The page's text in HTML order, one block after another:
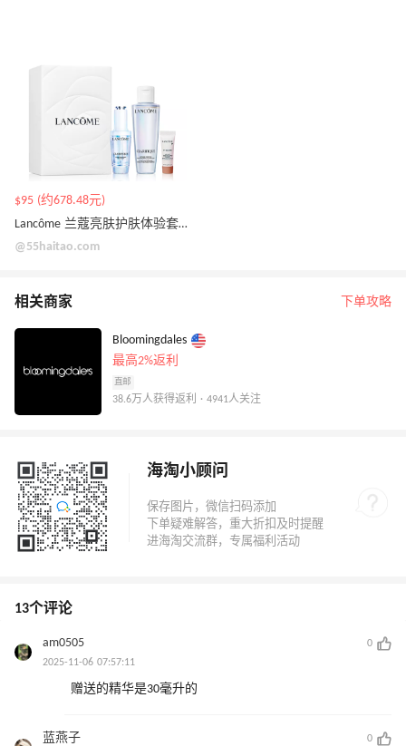
$95 (约678.48元)
Lancôme 兰蔻亮肤护肤体验套装 价值$136
@55haitao.com
相关商家 下单攻略
Bloomingdales
最高2%返利
直邮
38.6万人获得返利 · 4941人关注
海淘小顾问
13个评论
am0505
0
2025-11-06 07:57:11
赠送的精华是30毫升的
蓝燕子
0